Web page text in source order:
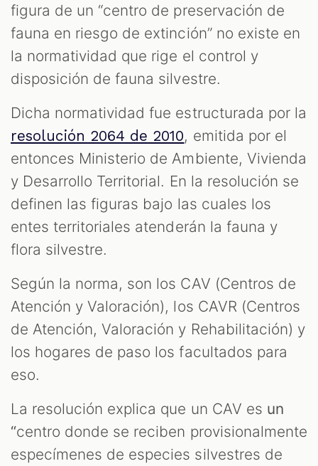
figura de un “centro de preservación de
fauna en riesgo de extinción” no existe en
la normatividad que rige el control y
disposición de fauna silvestre.
Dicha normatividad fue estructurada por la
resolución 2064 de 2010, emitida por el
entonces Ministerio de Ambiente, Vivienda
y Desarrollo Territorial. En la resolución se
definen las figuras bajo las cuales los
entes territoriales atenderán la fauna y
flora silvestre.
Según la norma, son los CAV (Centros de
Atención y Valoración), los CAVR (Centros
de Atención, Valoración y Rehabilitación) y
los hogares de paso los facultados para
eso.
La resolución explica que un CAV es un
“centro donde se reciben provisionalmente
especímenes de especies silvestres de